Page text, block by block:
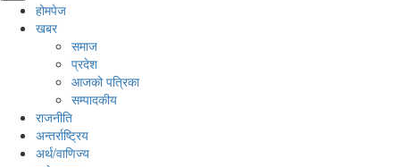
होमपेज
खबर
समाज
प्रदेश
आजको पत्रिका
सम्पादकीय
राजनीति
अन्तर्राष्ट्रिय
अर्थ/वाणिज्य